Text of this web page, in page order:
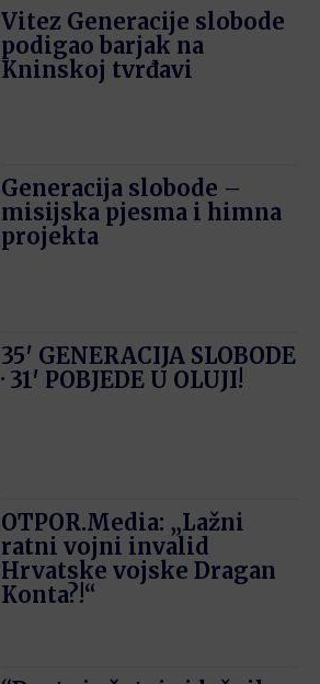
Vitez Generacije slobode
podigao barjak na
Kninskoj tvrđavi
Generacija slobode –
misijska pjesma i himna
projekta
35′ GENERACIJA SLOBODE
· 31′ POBJEDE U OLUJI!
OTPOR.Media: „Lažni
ratni vojni invalid
Hrvatske vojske Dragan
Konta?!“